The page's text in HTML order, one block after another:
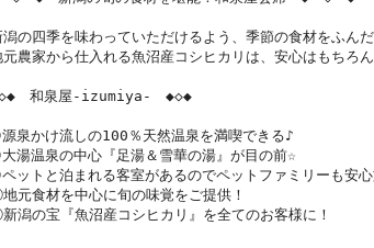
潟の四季を味わっていただけるよう、季節の食材をふんだ
元農家から仕入れる魚沼産コシヒカリは、安心はもちろ
　和泉屋-izumiya-　◆◇◆
泉かけ流しの100％天然温泉を満喫できる♪
湯温泉の中心『足湯＆雪華の湯』が目の前☆
ットと泊まれる客室があるのでペットファミリーも安
元食材を中心に旬の味覚をご提供！
潟の宝『魚沼産コシヒカリ』を全てのお客様に！